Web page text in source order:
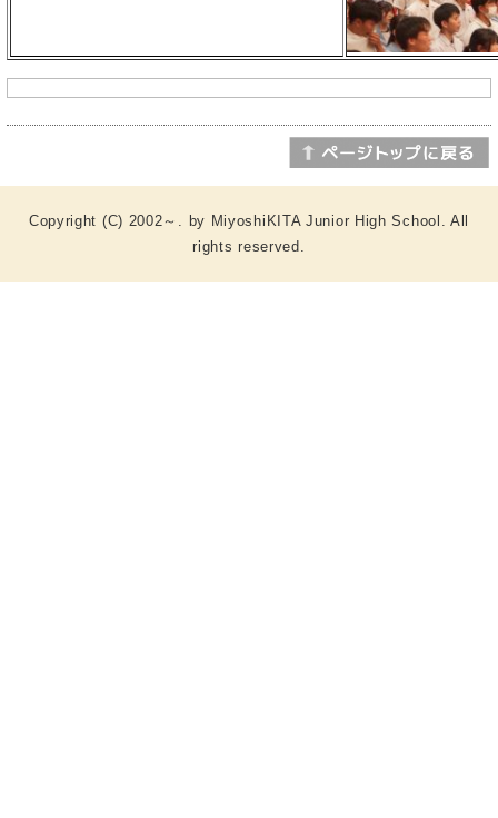
Copyright (C) 2002～. by MiyoshiKITA Junior High School. All
rights reserved.